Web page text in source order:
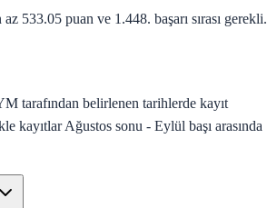
az 533.05 puan ve 1.448. başarı sırası gerekli.
tarafından belirlenen tarihlerde kayıt
kayıtlar Ağustos sonu - Eylül başı arasında